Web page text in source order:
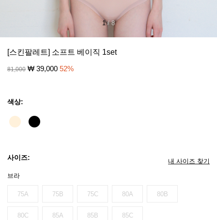
1/8
[스킨팔레트] 소프트 베이직 1set
81,000 ₩ 39,000 52%
색상:
사이즈: 내 사이즈 찾기
브라
75A 75B 75C 80A 80B
80C 85A 85B 85C